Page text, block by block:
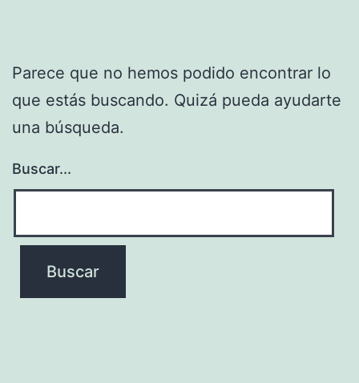
Parece que no hemos podido encontrar lo
que estás buscando. Quizá pueda ayudarte
una búsqueda.
Buscar...